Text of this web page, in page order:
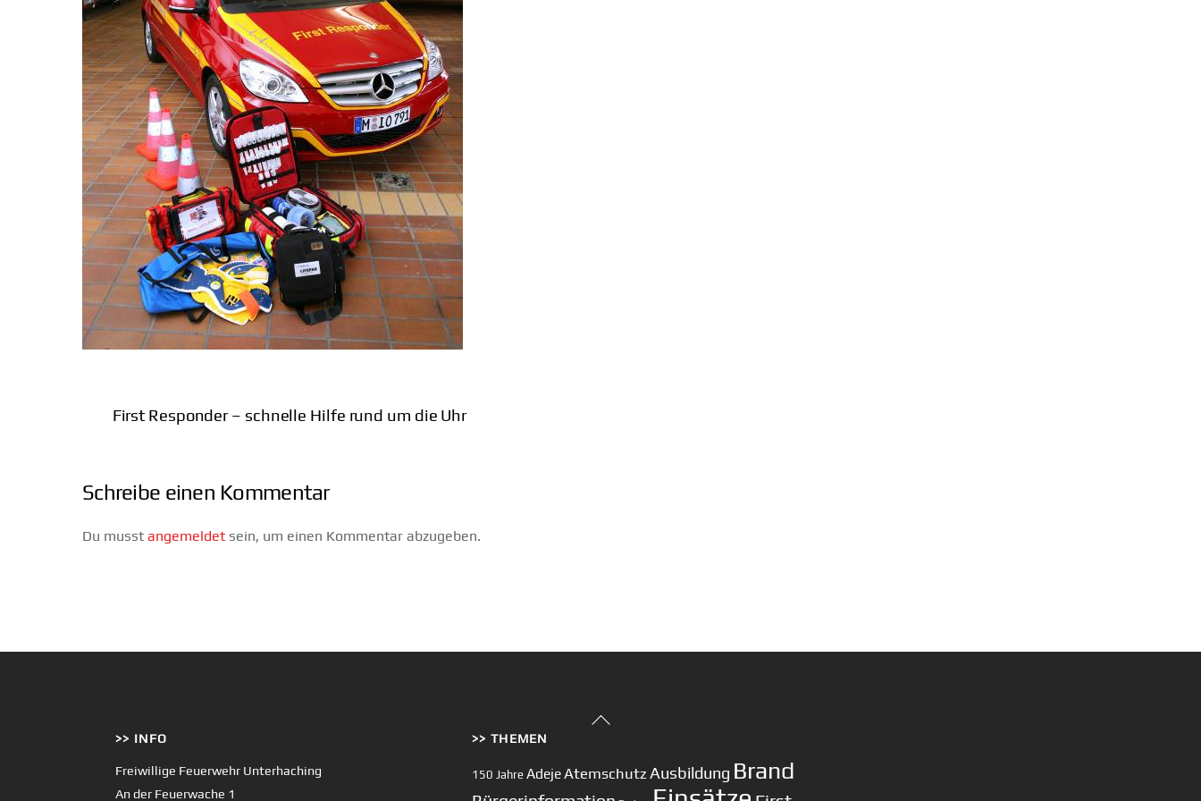
First Responder – schnelle Hilfe rund um die Uhr
Schreibe einen Kommentar
Du musst angemeldet sein, um einen Kommentar abzugeben.
Back
>> INFO
Freiwillige Feuerwehr Unterhaching
An der Feuerwache 1
>> THEMEN
150 Jahre AdejeAtemschutz Ausbildung Brand